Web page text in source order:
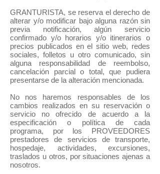
GRANTURISTA, se reserva el derecho de
alterar y/o modificar bajo alguna razón sin
previa notificación, algún servicio
confirmado y/o horarios y/o itinerarios o
precios publicados en el sitio web, redes
sociales, folletos u otro comunicado, sin
alguna responsabilidad de reembolso,
cancelación parcial o total, que pudiera
presentarse de la alteración mencionada.
No nos haremos responsables de los
cambios realizados en su reservación o
servicio no ofrecido de acuerdo a la
especificación o política de cada
programa, por los PROVEEDORES
prestadores de servicios de transporte,
hospedaje, actividades, excursiones,
traslados u otros, por situaciones ajenas a
nosotros.